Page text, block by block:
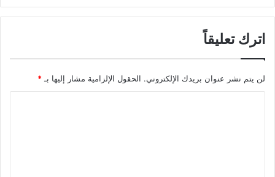
اترك تعليقاً
لن يتم نشر عنوان بريدك الإلكتروني. الحقول الإلزامية مشار إليها بـ *